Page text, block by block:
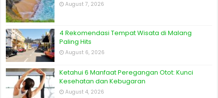
August 7, 2026
4 Rekomendasi Tempat Wisata di Malang
Paling Hits
August 6, 2026
Ketahui 6 Manfaat Peregangan Otot: Kunci
Kesehatan dan Kebugaran
August 4, 2026